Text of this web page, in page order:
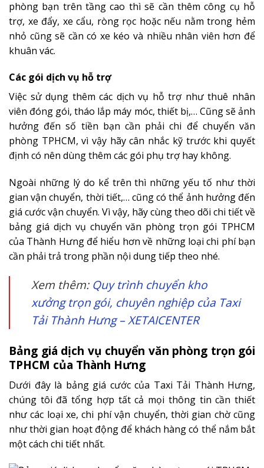
phòng bạn trên tầng cao thì sẽ cần thêm công cụ hỗ
trợ, xe đẩy, xe cẩu, ròng rọc hoặc nếu nằm trong hẻm
nhỏ cũng sẽ cần có xe kéo và nhiều nhân viên hơn để
khuân vác.
Các gói dịch vụ hỗ trợ
Việc sử dụng thêm các dịch vụ hỗ trợ như thuê nhân
viên đóng gói, tháo lắp máy móc, thiết bị,… Cũng sẽ ảnh
hưởng đến số tiền bạn cần phải chi để chuyển văn
phòng TPHCM, vì vậy hãy cân nhắc kỹ trước khi quyết
định có nên dùng thêm các gói phụ trợ hay không.
Ngoài những lý do kể trên thì những yếu tố như thời
gian vận chuyển, thời tiết,… cũng có thể ảnh hưởng đến
giá cước vận chuyển. Vì vậy, hãy cùng theo dõi chi tiết về
bảng giá dịch vụ chuyển văn phòng trọn gói TPHCM
của Thành Hưng để hiểu hơn về những loại chi phí bạn
cần phải trả trong phần nội dung tiếp theo nhé.
Xem thêm: Quy trình chuyển kho
xưởng trọn gói, chuyên nghiệp của Taxi
Tải Thành Hưng – XETAICENTER
Bảng giá dịch vụ chuyển văn phòng trọn gói
TPHCM của Thành Hưng
Dưới đây là bảng giá cước của Taxi Tải Thành Hưng,
chúng tôi đã tổng hợp tất cả mọi thông tin cần thiết
như các loại xe, chi phí vận chuyển, thời gian chờ cũng
như thời gian hoạt động để khách hàng có thể nắm bắt
một cách chi tiết nhất.